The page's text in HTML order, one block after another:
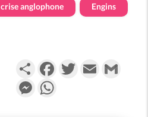
crise anglophone Engins
PartagerFacebookTwitterEmail
Messenger